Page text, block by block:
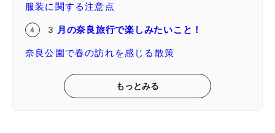
服装に関する注意点
3月の奈良旅行で楽しみたいこと！
奈良公園で春の訪れを感じる散策
もっとみる